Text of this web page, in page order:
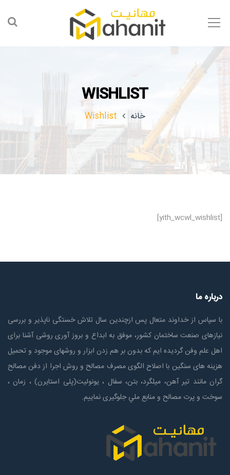
WISHLIST
خانه Wishlist
[yith_wcwl_wishlist]
درباره ما
با سپاس از خداوند متعال پس ازچندين سال تلاش خستگی ناپذير و بررسی
نیازهای صنعت ساختمان كشور، موفق به ابداع و بروز آوری روشی آشنا برای
اهل علم وفن گردیده ایم که بدون بر هم زدن ابزار و روشهای موجود و تحمیل
هزینه های سنگین با اصلاح الگوی مصرف مصالح و روش اجرا از دفن مصالح
گران مانند تیر آهن، میلگرد، بتن، سفال ، یونولیت(پلی استايرن) ، زمان ،
سوخت و پرت مصالح و منابع ملي جلوگیری نماییم.